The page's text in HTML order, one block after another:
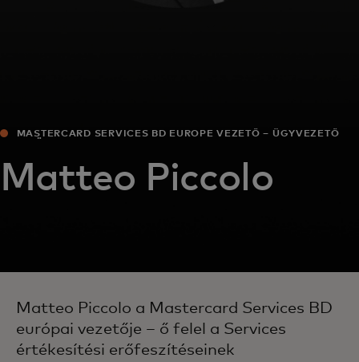
MASTERCARD SERVICES BD EUROPE VEZETŐ – ÜGYVEZETŐ
Matteo Piccolo
Matteo Piccolo a Mastercard Services BD
európai vezetője – ő felel a Services
értékesítési erőfeszítéseinek